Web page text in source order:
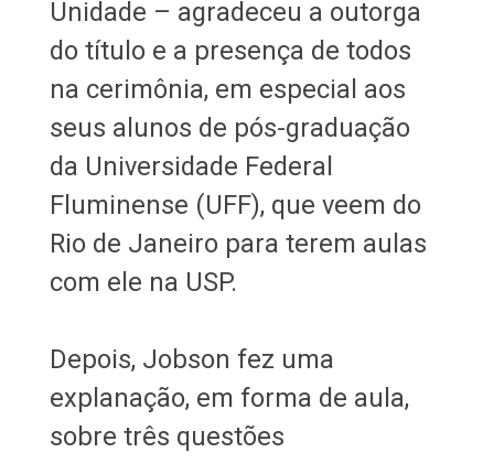
Unidade – agradeceu a outorga
do título e a presença de todos
na cerimônia, em especial aos
seus alunos de pós-graduação
da Universidade Federal
Fluminense (UFF), que veem do
Rio de Janeiro para terem aulas
com ele na USP.
Depois, Jobson fez uma
explanação, em forma de aula,
sobre três questões